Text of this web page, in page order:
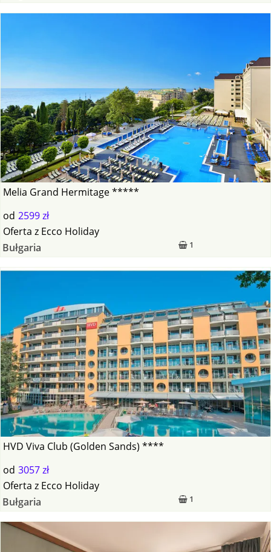
Melia Grand Hermitage *****
od 2599 zł
1
Oferta z Ecco Holiday
Bułgaria
HVD Viva Club (Golden Sands) ****
od 3057 zł
1
Oferta z Ecco Holiday
Bułgaria